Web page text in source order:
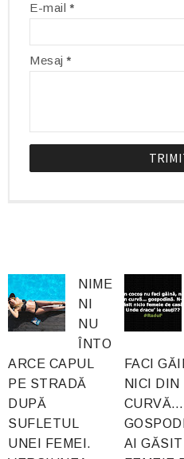
E-mail*
Mesaj*
NIME
NI
NU
ÎNTO
ARCE CAPUL
PE STRADĂ
DUPĂ
SUFLETUL
UNEI FEMEI.
FACI
NICI DIN
CURVĂ…
AI